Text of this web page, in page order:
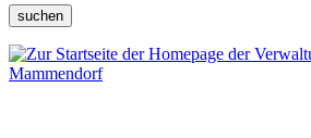
suchen